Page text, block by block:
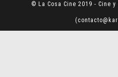
© La Cosa Cine 2019 - Cine
(